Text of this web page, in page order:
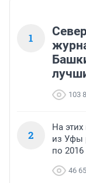
1
103
2
На
из Уфы
по
46